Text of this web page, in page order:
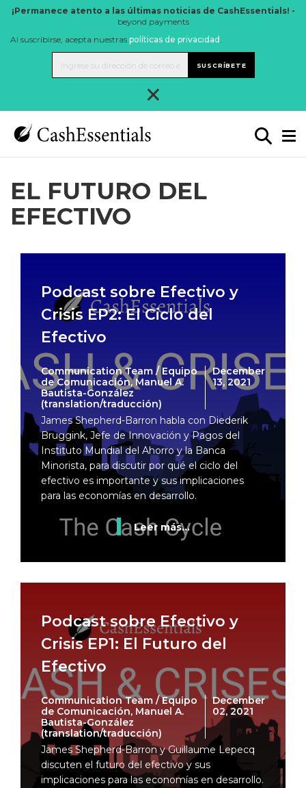
¡Permanece atento a las últimas noticias de CashEssentials! -
beyond payments
Al suscribirse, acepta nuestras políticas de privacidad .
SUSCRÍBETE
×
EL FUTURO DEL
EFECTIVO
Podcast sobre Efectivo y
Crisis EP2: El Ciclo del
Efectivo
Communication Team / Equipo
de Comunicación, Manuel A.
Bautista-González
(translation/traducción)
December
13, 2021
James Shepherd-Barron habla con Diederik
Bruggink, Jefe de Innovación y Pagos del
Instituto Mundial del Ahorro y la Banca
Minorista, para discutir por qué el ciclo del
efectivo es importante y sus implicaciones
para las economías en desarrollo.
Leer más...
Podcast sobre Efectivo y
Crisis EP1: El Futuro del
Efectivo
Communication Team / Equipo
de Comunicación, Manuel A.
Bautista-González
(translation/traducción)
December
02, 2021
James Shepherd-Barron y Guillaume Lepecq
discuten el futuro del efectivo y sus
implicaciones para las economías en desarrollo.